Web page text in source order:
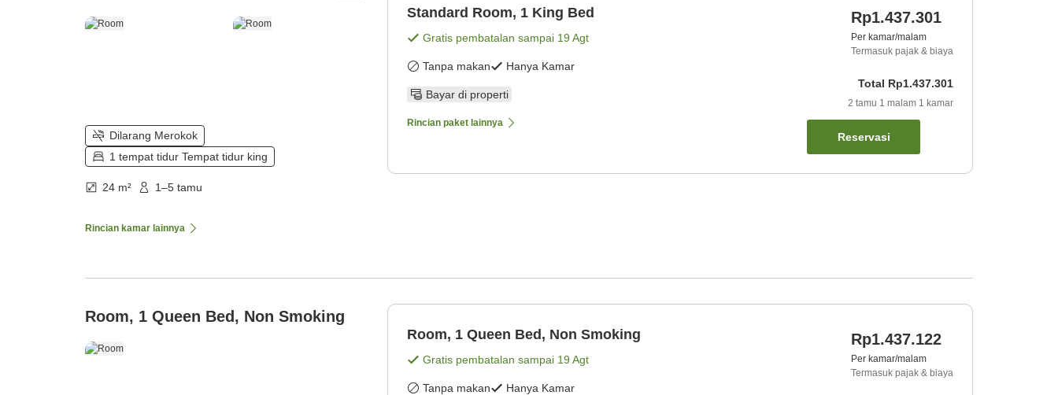
Dilarang Merokok
1 tempat tidur Tempat tidur king
24 m² 1–5 tamu
Rincian kamar lainnya
Standard Room, 1 King Bed
Gratis pembatalan sampai 19 Agt
Tanpa makan Hanya Kamar
Bayar di properti
Rincian paket lainnya
Rp1.437.301
Per kamar/malam
Termasuk pajak & biaya
Total Rp1.437.301
2 tamu 1 malam 1 kamar
Reservasi
Room, 1 Queen Bed, Non Smoking
Room, 1 Queen Bed, Non Smoking
Gratis pembatalan sampai 19 Agt
Tanpa makan Hanya Kamar
Rp1.437.122
Per kamar/malam
Termasuk pajak & biaya